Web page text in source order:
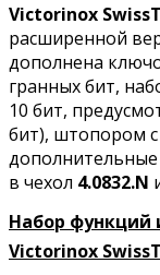
Victorinox
расширенной
дополнена
гранных бит,
10 бит,
бит), штопором
в чехол 4.0832.N
Набор функций
Victorinox